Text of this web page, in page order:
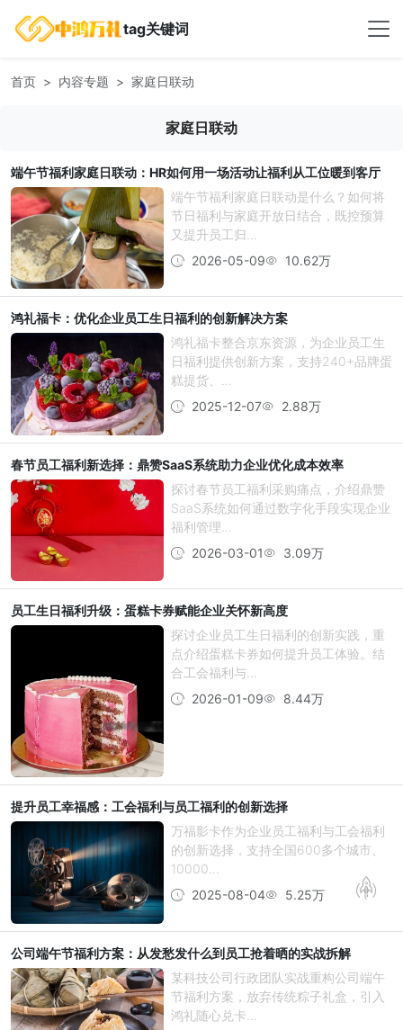
tag关键词
首页 内容专题 家庭日联动
家庭日联动
端午节福利家庭日联动：HR如何用一场活动让福利从工位暖到客厅
端午节福利家庭日联动是什么？如何将
节日福利与家庭开放日结合，既控预算
又提升员工归...
2026-05-09
10.62万
鸿礼福卡：优化企业员工生日福利的创新解决方案
鸿礼福卡整合京东资源，为企业员工生
日福利提供创新方案，支持240+品牌蛋
糕提货、...
2025-12-07
2.88万
春节员工福利新选择：鼎赞SaaS系统助力企业优化成本效率
探讨春节员工福利采购痛点，介绍鼎赞
SaaS系统如何通过数字化手段实现企业
福利管理...
2026-03-01
3.09万
员工生日福利升级：蛋糕卡券赋能企业关怀新高度
探讨企业员工生日福利的创新实践，重
点介绍蛋糕卡券如何提升员工体验。结
合工会福利与...
2026-01-09
8.44万
提升员工幸福感：工会福利与员工福利的创新选择
万福影卡作为企业员工福利与工会福利
的创新选择，支持全国600多个城市、
10000...
2025-08-04
5.25万
公司端午节福利方案：从发愁发什么到员工抢着晒的实战拆解
某科技公司行政团队实战重构公司端午
节福利方案，放弃传统粽子礼盒，引入
鸿礼随心兑卡...